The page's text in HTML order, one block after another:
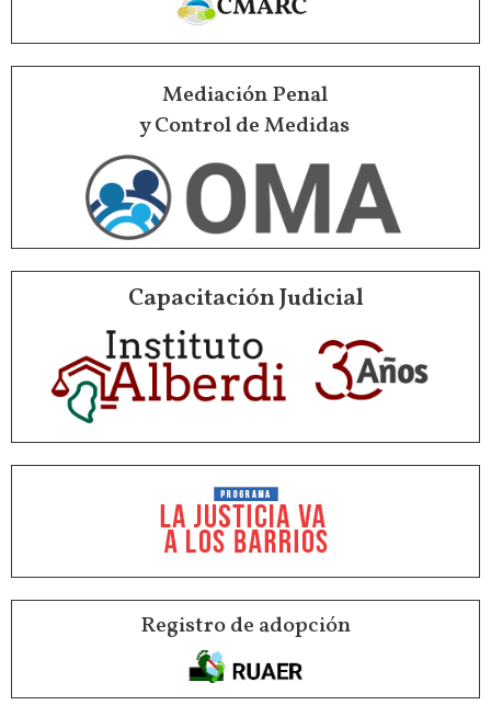
Mediación Penal
y Control de Medidas
Capacitación Judicial
Registro de adopción